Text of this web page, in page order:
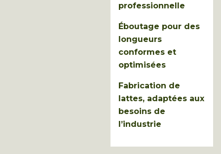
professionnelle
Éboutage pour des
longueurs
conformes et
optimisées
Fabrication de
lattes, adaptées aux
besoins de
l’industrie